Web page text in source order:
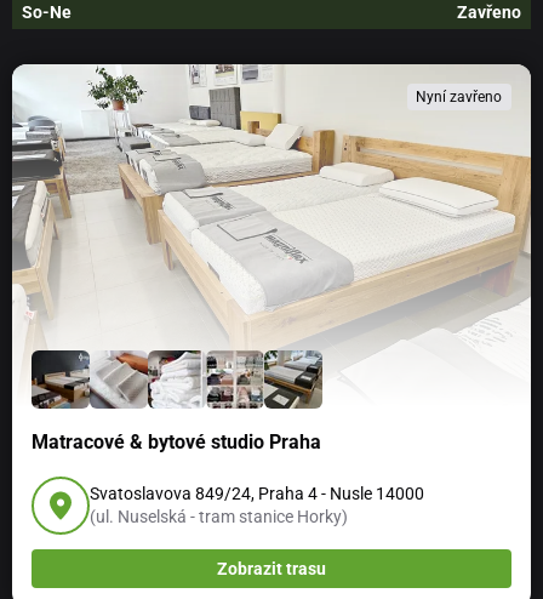
Svíčky jsou
, samozřejmostí je dodržení
O svíčkách PRICE´S
Historie Price´s Patent Candles Ltd. se píše od
roku1830.Do konce 19. století byl Price´s největší
výrobce svíček na světě a disponoval 114 patenty na
inovace. Price´s je jedním z hlavních dodavatelů svíček
na významné akce britské královské rodiny.
Dnes, kdy 80 % svíček se využívá pouze pro dekorační
účely, se značka Price´s soustředí takřka jen na vývoj
nových produktů a vůní, zajišťující zkrášlení domovů po
celém světě.
So-Ne Zavřeno
Nyní zavřeno
Matracové & bytové studio Praha
Svatoslavova 849/24, Praha 4 - Nusle 14000
(ul. Nuselská - tram stanice Horky)
Zobrazit trasu